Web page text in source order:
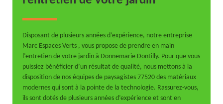
Disposant de plusieurs années d’expérience, notre entreprise
Marc Espaces Verts , vous propose de prendre en main
l’entretien de votre jardin à Donnemarie Dontilly. Pour que vous
puissiez bénéficier d’un résultat de qualité, nous mettons à la
disposition de nos équipes de paysagistes 77520 des matériaux
modernes qui sont à la pointe de la technologie. Rassurez-vous,
ils sont dotés de plusieurs années d’expérience et sont en